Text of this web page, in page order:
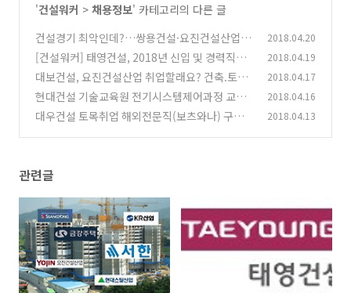
'건설워커 > 채용정보' 카테고리의 다른 글
건설경기 최악인데?…쌍용건설·요진건설산업·
서한·금강주택 채용
(0)
2018.04.20
[건설워커] 태영건설, 2018년 신입 및 경력직원
공채
(0)
2018.04.19
대보건설, 요진건설산업 취업할래요? 건축.토목
알짜 구인정보
(0)
2018.04.17
현대건설 기술교육원 전기시스템제어과정 교육
생모집 -건설 취업연계
(0)
2018.04.16
대우건설 토목취업 해외전문직(보츠와나) 구인 2018.04.13
관련글